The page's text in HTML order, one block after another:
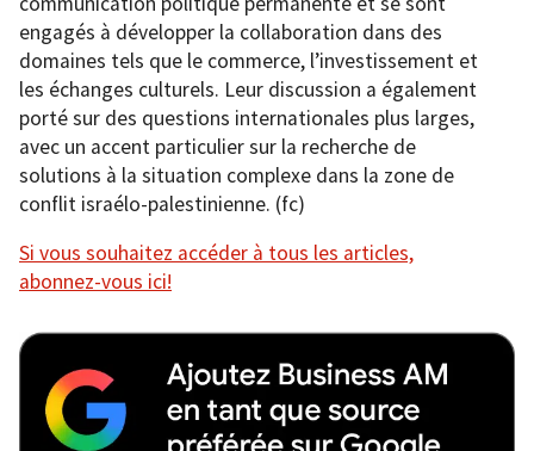
engagés à développer la collaboration dans des
domaines tels que le commerce, l’investissement et
les échanges culturels. Leur discussion a également
porté sur des questions internationales plus larges,
avec un accent particulier sur la recherche de
solutions à la situation complexe dans la zone de
conflit israélo-palestinienne. (fc)
Si vous souhaitez accéder à tous les articles,
abonnez-vous ici!